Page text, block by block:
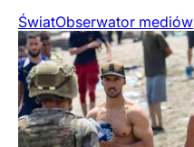
ŚwiatObserwator mediów